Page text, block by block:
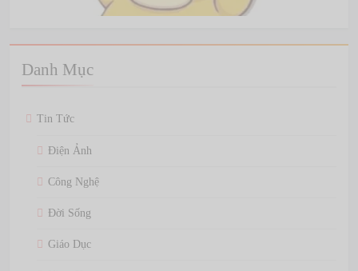
Danh Mục
Tin Tức
Điện Ảnh
Công Nghệ
Đời Sống
Giáo Dục